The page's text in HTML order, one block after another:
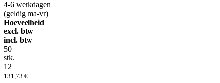
4-6 werkdagen
(geldig ma-vr)
Hoeveelheid
excl. btw
incl. btw
50
stk.
12
131,73 €